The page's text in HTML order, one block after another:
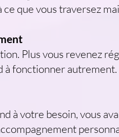
que vous traversez
Plus vous revenez
à fonctionner autrement.
à votre besoin, vous